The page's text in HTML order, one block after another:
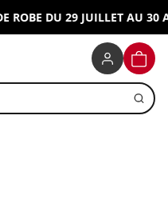
ROBE DU 29 JUILLET AU 30